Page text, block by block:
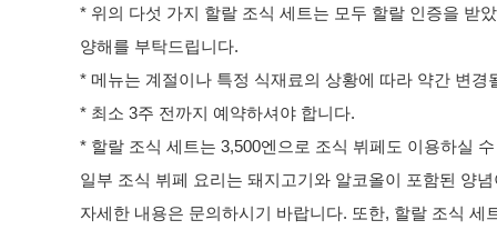
* 위의 다섯 가지 할랄 조식 세트는 모두 할랄 인증을 받
양해를 부탁드립니다.
* 메뉴는 계절이나 특정 식재료의 상황에 따라 약간 변경
* 최소 3주 전까지 예약하셔야 합니다.
* 할랄 조식 세트는 3,500엔으로 조식 뷔페도 이용하실
일부 조식 뷔페 요리는 돼지고기와 알코올이 포함된 양
자세한 내용은 문의하시기 바랍니다. 또한, 할랄 조식